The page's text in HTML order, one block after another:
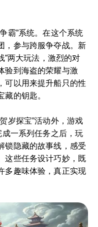
霸”系统。在这个系统
，参与跨服争夺战。新
”两大玩法，激烈的对
验到海盗的荣耀与激
可以用来提升船只的性
的钥匙。
岁探宝”活动外，游戏
成一系列任务之后，玩
锁隐藏的故事线，感受
这些任务设计巧妙，既
多趣味体验，真正实现